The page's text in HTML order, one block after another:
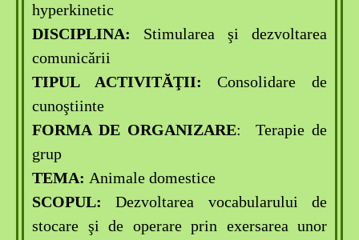
hyperkinetic
DISCIPLINA: Stimularea şi dezvoltarea
comunicării
TIPUL ACTIVITĂŢII:Consolidare de
cunoştiinte
FORMA DE ORGANIZARE: Terapie de
grup
TEMA: Animale domestice
SCOPUL:Dezvoltarea vocabularului de
stocare şi de operare prin exersarea unor